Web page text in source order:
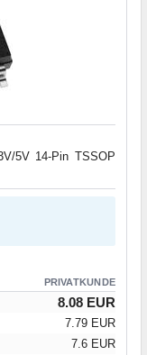
5V 14-Pin TSSOP
PRIVATKUNDE
8.08 EUR
7.79 EUR
7.6 EUR